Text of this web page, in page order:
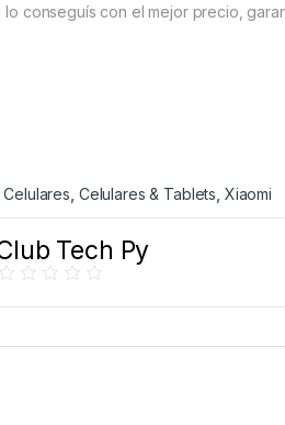
, lo conseguís con el mejor precio,
Celulares Celulares & Tablets Xiaomi
Tech Py